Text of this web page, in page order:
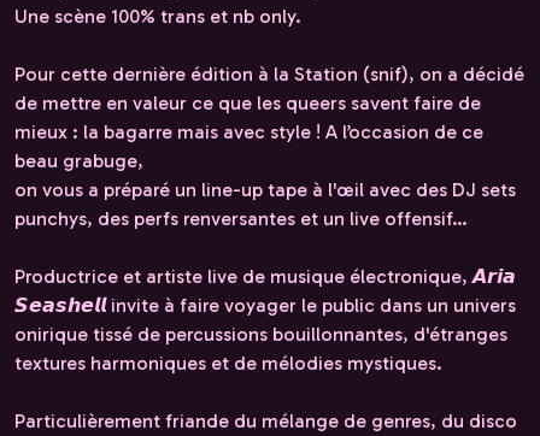
Une scène 100% trans et nb only.
Pour cette dernière édition à la Station (snif), on a décidé
de mettre en valeur ce que les queers savent faire de
mieux : la bagarre mais avec style ! A l’occasion de ce
beau grabuge,
on vous a préparé un line-up tape à l'œil avec des DJ sets
punchys, des perfs renversantes et un live offensif…
Productrice et artiste live de musique électronique, 𝘼𝙧𝙞𝙖
𝙎𝙚𝙖𝙨𝙝𝙚𝙡𝙡 invite à faire voyager le public dans un univers
onirique tissé de percussions bouillonnantes, d'étranges
textures harmoniques et de mélodies mystiques.
Particulièrement friande du mélange de genres, du disco